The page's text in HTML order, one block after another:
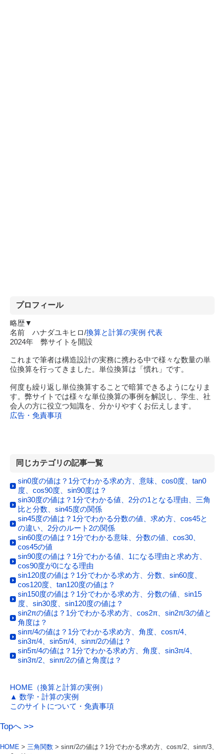
プロフィール
略歴▼
名前 ハナダユキヒロ/換算と計算の実例 代表
2024年 弊サイトを開設
これまで筆者は構造設計の実務に携わる中で様々な数量の単
位換算を行ってきました。単位換算は「慣れ」です。
何度も繰り返し単位換算することで暗算できるようになりま
す。弊サイトでは様々な単位換算の事例を解説し、学生、社
会人の方に役立つ知識を、分かりやすくお伝えします。
広告・免責事項
同じカテゴリの記事一覧
sin0度の値は？1分でわかる求め方、意味、cos0度、tan0
度、cos90度、sin90度は？
sin30度の値は？1分でわかる値、2分の1となる理由、三角
比と分数、sin45度の関係
sin45度の値は？1分でわかる分数の値、求め方、cos45と
の違い、2分のルート2の関係
sin60度の値は？1分でわかる意味、分数の値、cos30、
cos45の値
sin90度の値は？1分でわかる値、1になる理由と求め方、
cos90度が0になる理由
sin120度の値は？1分でわかる求め方、分数、sin60度、
cos120度、tan120度の値は？
sin150度の値は？1分でわかる求め方、分数の値、sin15
度、sin30度、sin120度の値は？
sin2πの値は？1分でわかる求め方、cos2π、sin2π/3の値と
角度は？
sinπ/4の値は？1分でわかる求め方、角度、cosπ/4、
sin3π/4、sin5π/4、sinπ/2の値は？
sin5π/4の値は？1分でわかる求め方、角度、sin3π/4、
sin3π/2、sinπ/2の値と角度は？
HOME（換算と計算の実例）
▲ 数学・計算の実例
このサイトについて・免責事項
Topへ >>
HOME > 三角関数 > sinπ/2の値は？1分でわかる求め方、cosπ/2、sinπ/3、